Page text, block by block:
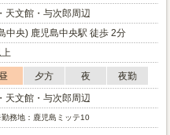
天文館・与次郎周辺
中央) 鹿児島中央駅 徒歩 2分
夕方 夜
夜勤
天文館・与次郎周辺
務地：鹿児島ミッテ10